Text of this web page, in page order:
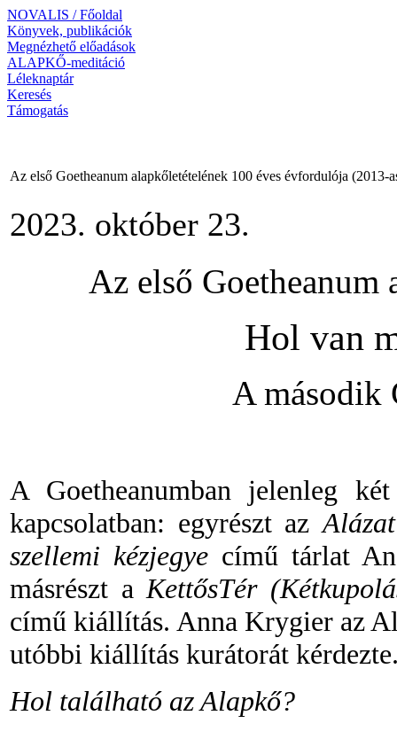
NOVALIS / Főoldal
Könyvek, publikációk
Megnézhető előadások
ALAPKŐ-meditáció
Léleknaptár
Keresés
Támogatás
Az első Goetheanum alapkőletételének 100 éves évfordulója (2013-
2023. október 23.
Az első Goetheanum
Hol van
A második
A Goetheanumban jelenleg
kapcsolatban: egyrészt az
szellemi kézjegyecímű tárlat
másrészt a KettősTér
című kiállítás. Anna Krygier az
utóbbi kiállítás kurátorát
Hol található az Alapkő?